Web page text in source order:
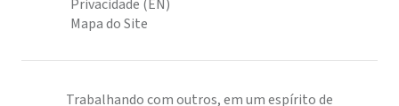
Privacidade (EN)
Mapa do Site
Trabalhando com outros, em um espírito de